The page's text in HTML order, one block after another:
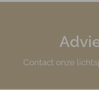
Contact onze